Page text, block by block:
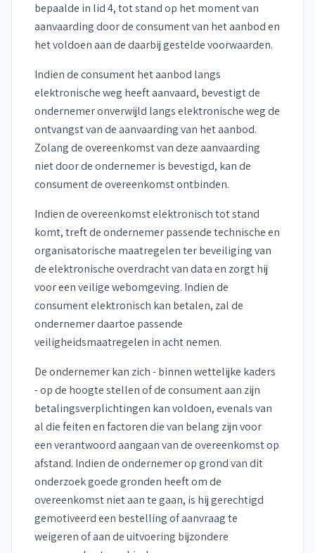
bepaalde in lid 4, tot stand op het moment van
aanvaarding door de consument van het aanbod en
het voldoen aan de daarbij gestelde voorwaarden.
Indien de consument het aanbod langs
elektronische weg heeft aanvaard, bevestigt de
ondernemer onverwijld langs elektronische weg de
ontvangst van de aanvaarding van het aanbod.
Zolang de overeenkomst van deze aanvaarding
niet door de ondernemer is bevestigd, kan de
consument de overeenkomst ontbinden.
Indien de overeenkomst elektronisch tot stand
komt, treft de ondernemer passende technische en
organisatorische maatregelen ter beveiliging van
de elektronische overdracht van data en zorgt hij
voor een veilige webomgeving. Indien de
consument elektronisch kan betalen, zal de
ondernemer daartoe passende
veiligheidsmaatregelen in acht nemen.
De ondernemer kan zich - binnen wettelijke kaders
- op de hoogte stellen of de consument aan zijn
betalingsverplichtingen kan voldoen, evenals van
al die feiten en factoren die van belang zijn voor
een verantwoord aangaan van de overeenkomst op
afstand. Indien de ondernemer op grond van dit
onderzoek goede gronden heeft om de
overeenkomst niet aan te gaan, is hij gerechtigd
gemotiveerd een bestelling of aanvraag te
weigeren of aan de uitvoering bijzondere